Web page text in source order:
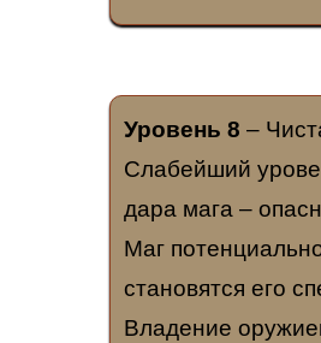
Уровень 8 –
Слабейший
дара мага –
Маг
становятся его
Владение